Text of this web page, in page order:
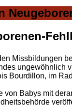
Missbildungen
ungewöhnlich
Bourdillon, im
Babys mit